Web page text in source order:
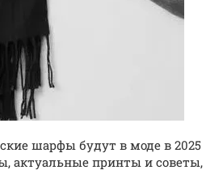
шарфы будут в моде в 2025
актуальные принты и советы,